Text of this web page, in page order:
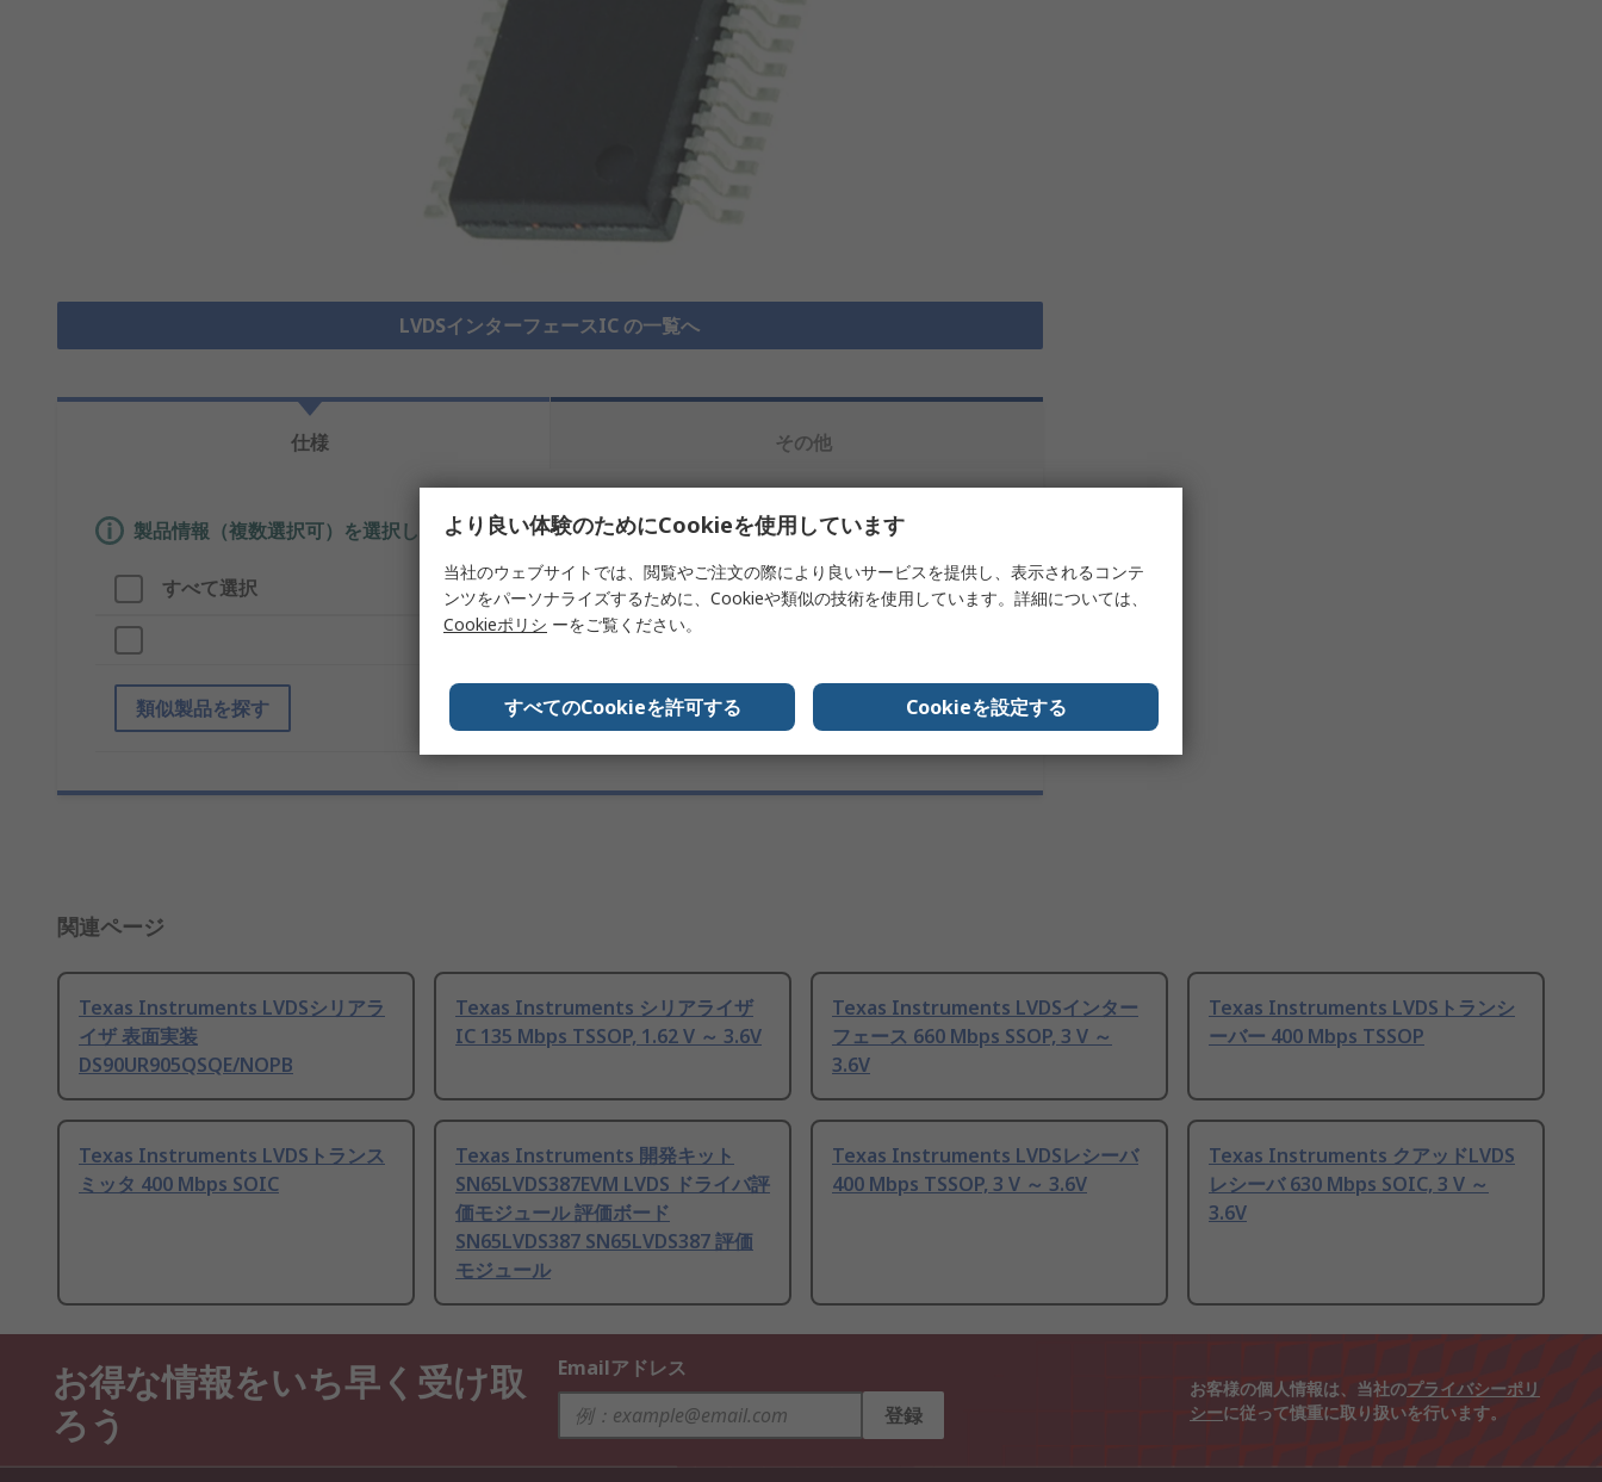
LVDSインターフェースIC の一覧へ
仕様 その他
製品情報（複数選択可）を選択して、類似製品を検索します。
すべて選択 製品情報 内容
ブランド Texas Instruments
類似製品を探す
関連ページ
Texas Instruments LVDSシリアラ
イザ 表面実装
DS90UR905QSQE/NOPB
Texas Instruments シリアライザ
IC 135 Mbps TSSOP, 1.62 V ～ 3.6V
Texas Instruments LVDSインター
フェース 660 Mbps SSOP, 3 V ～
3.6V
Texas Instruments LVDSトランシ
ーバー 400 Mbps TSSOP
Texas Instruments LVDSトランス
ミッタ 400 Mbps SOIC
Texas Instruments 開発キット
SN65LVDS387EVM LVDS ドライバ評
価モジュール 評価ボード
SN65LVDS387 SN65LVDS387 評価
モジュール
Texas Instruments LVDSレシーバ
400 Mbps TSSOP, 3 V ～ 3.6V
Texas Instruments クアッドLVDS
レシーバ 630 Mbps SOIC, 3 V ～
3.6V
お得な情報をいち早く受け取
ろう
Emailアドレス
登録
お客様の個人情報は、当社のプライバシーポリ
シーに従って慎重に取り扱いを行います。
より良い体験のためにCookieを使用しています
当社のウェブサイトでは、閲覧やご注文の際により良いサービスを提供し、表示されるコンテ
ンツをパーソナライズするために、Cookieや類似の技術を使用しています。詳細については、
Cookieポリシ ーをご覧ください。
すべてのCookieを許可する Cookieを設定する